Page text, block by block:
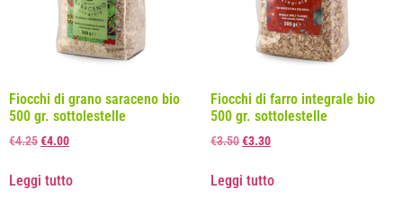
Fiocchi di grano saraceno bio
500 gr. sottolestelle
€4.25€4.00
Leggi tutto
Fiocchi di farro integrale bio
500 gr. sottolestelle
€3.50€3.30
Leggi tutto